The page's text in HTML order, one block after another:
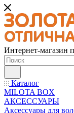
Интернет-магазин
Каталог
MILOTA BOX
АКСЕССУАРЫ
Аксессуары для